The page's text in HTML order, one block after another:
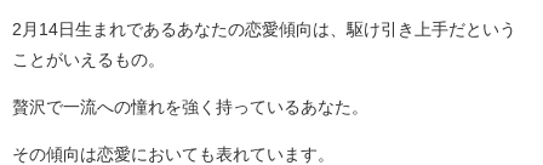
2月14日生まれであるあなたの恋愛傾向は、駆け引き上手だという
ことがいえるもの。
贅沢で一流への憧れを強く持っているあなた。
その傾向は恋愛においても表れています。